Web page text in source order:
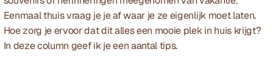
Eenmaal thuis vraag je je af waar je ze eigenlijk moet laten.
Hoe zorg je ervoor dat dit alles een mooie plek in huis krijgt?
In deze column geef ik je een aantal tips.